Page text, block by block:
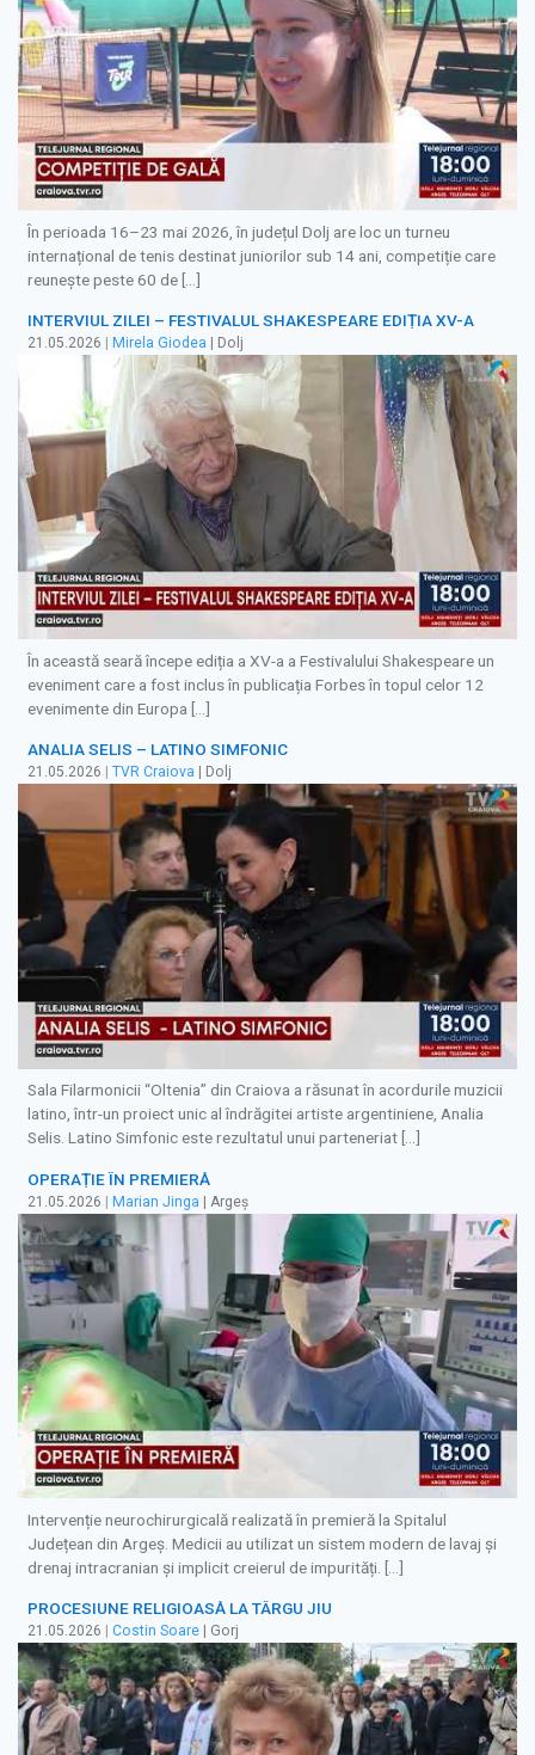
În perioada 16–23 mai 2026, în județul Dolj are loc un turneu
internațional de tenis destinat juniorilor sub 14 ani, competiție care
reunește peste 60 de […]
INTERVIUL ZILEI – FESTIVALUL SHAKESPEARE EDIȚIA XV-A
21.05.2026 Mirela Giodea | Dolj
În această seară începe ediția a XV-a a Festivalului Shakespeare un
eveniment care a fost inclus în publicația Forbes în topul celor 12
evenimente din Europa […]
ANALIA SELIS – LATINO SIMFONIC
21.05.2026 TVR Craiova | Dolj
Sala Filarmonicii “Oltenia” din Craiova a răsunat în acordurile muzicii
latino, într-un proiect unic al îndrăgitei artiste argentiniene, Analia
Selis. Latino Simfonic este rezultatul unui parteneriat […]
OPERAȚIE ÎN PREMIERĂ
21.05.2026 | Marian Jinga | Argeș
Intervenție neurochirurgicală realizată în premieră la Spitalul
Județean din Argeș. Medicii au utilizat un sistem modern de lavaj și
drenaj intracranian și implicit creierul de impurități. […]
PROCESIUNE RELIGIOASĂ LA TÂRGU JIU
21.05.2026 Costin Soare | Gorj